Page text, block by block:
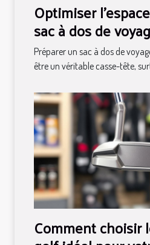
Optimiser
sac à dos de
Préparer un sac à dos de
être un véritable casse-tête,
Comment choisir